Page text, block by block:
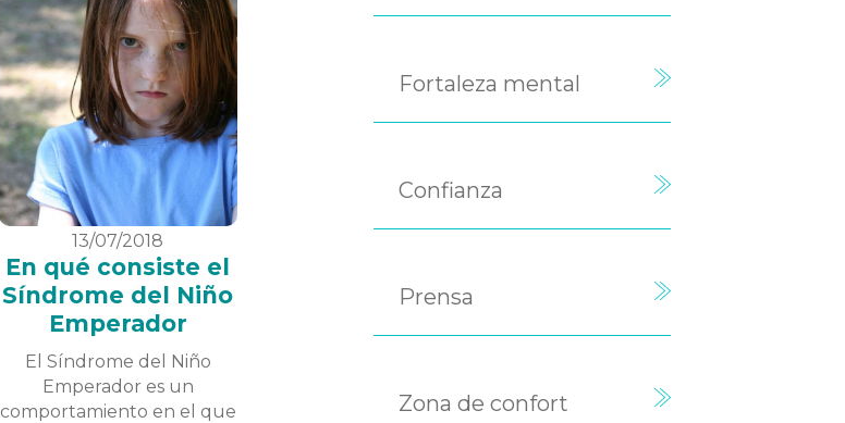
13/07/2018
En qué consiste el
Síndrome del Niño
Emperador
El Síndrome del Niño
Emperador es un
comportamiento en el que
Fortaleza mental
Confianza
Prensa
Zona de confort